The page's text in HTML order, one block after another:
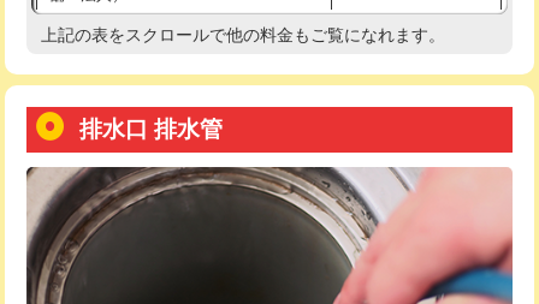
用/3ｍまで)
用（追加）/3ｍ超え)
給水管工事※（ライニング鋼管・銅
管・ポリ管・HT管使用/3ｍまで)
44,000円
給水管工事※（ライニング鋼管・銅
管・ポリ管・HT管使用/3ｍ超え)
+8,800円
高度高圧洗浄換 現地調査
トーラー機使用/3mまで
追加トーラー機使用/3m超え +3,300円
カメラ調査 33,000円
桝清掃 8,800円
上記の表をスクロールで他の料金もご覧になれます。
排水口 排水管